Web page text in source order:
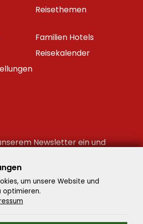
Reisethemen
Familien Hotels
Reisekalender
Newsletter ein und
um unsere Website und
optimieren.